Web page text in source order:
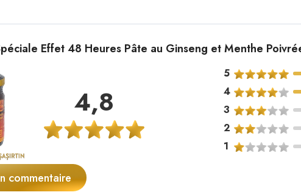
Effet 48 Heures Pâte au Ginseng et Menthe
4,8
5
4
3
2
1
commentaire